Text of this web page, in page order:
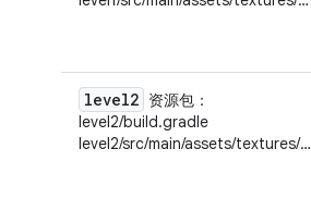
level2 资源包 ：
level2/build.gradle
level2/src/main/assets/textures/…